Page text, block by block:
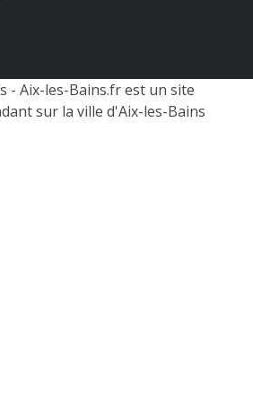
- Aix-les-Bains.fr est un site
sur la ville d'Aix-les-Bains